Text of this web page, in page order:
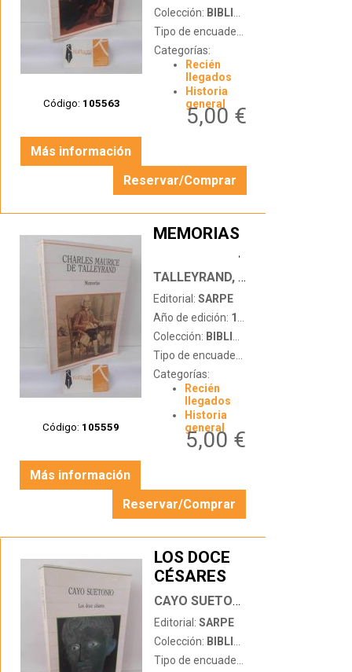
Código: 105563
Colección: BIBLIOTECA DE LA HISTORIA
Tipo de encuadernación:
Categorías:
Recién
llegados
Historia
general
5,00 €
Más información
Reservar/Comprar
Código: 105559
MEMORIAS
…
TALLEYRAND, CHARLES MAURICE
Editorial: SARPE
Año de edición: 1986
Colección: BIBLIOTECA DE LA HISTORIA
Tipo de encuadernación:
Categorías:
Recién
llegados
Historia
general
5,00 €
Más información
Reservar/Comprar
LOS DOCE
CÉSARES
CAYO SUETONIO
Editorial: SARPE
Colección: BIBLIOTECA DE LA HISTORIA
Tipo de encuadernación: